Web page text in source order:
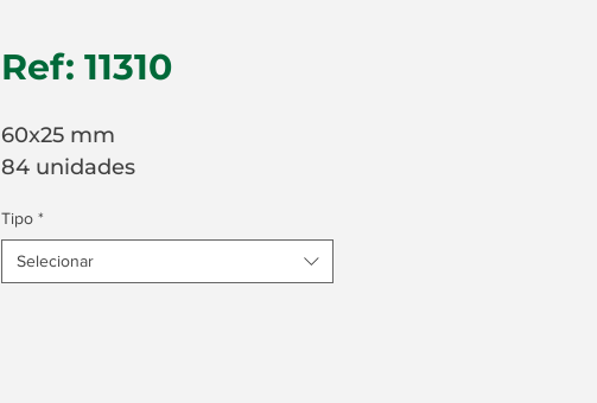
Ref: 11310
60x25 mm
84 unidades
Tipo *
Selecionar